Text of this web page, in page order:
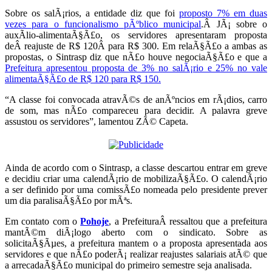
Sobre os salÃ¡rios, a entidade diz que foi proposto 7% em duas
vezes para o funcionalismo pÃºblico municipal.Â JÃ¡ sobre o
auxÃ­lio-alimentaÃ§Ã£o, os servidores apresentaram proposta
deÂ reajuste de R$ 120Â para R$ 300. Em relaÃ§Ã£o a ambas as
propostas, o Sintrasp diz que nÃ£o houve negociaÃ§Ã£o e que a
Prefeitura apresentou proposta de 3% no salÃ¡rio e 25% no vale
alimentaÃ§Ã£o de R$ 120 para R$ 150.
“A classe foi convocada atravÃ©s de anÃºncios em rÃ¡dios, carro
de som, mas nÃ£o compareceu para decidir. A palavra greve
assustou os servidores”, lamentou ZÃ© Capeta.
Ainda de acordo com o Sintrasp, a classe descartou entrar em greve
e decidiu criar uma calendÃ¡rio de mobilizaÃ§Ã£o. O calendÃ¡rio
a ser definido por uma comissÃ£o nomeada pelo presidente prever
um dia paralisaÃ§Ã£o por mÃªs.
Em contato com oPohoje, a PrefeituraÂ ressaltou que a prefeitura
mantÃ©m diÃ¡logo aberto com o sindicato. Sobre as
solicitaÃ§Ãµes, a prefeitura mantem o a proposta apresentada aos
servidores e que nÃ£o poderÃ¡ realizar reajustes salariais atÃ© que
a arrecadaÃ§Ã£o municipal do primeiro semestre seja analisada.